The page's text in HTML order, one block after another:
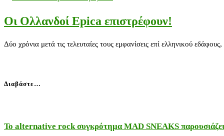
Οι Ολλανδοί Epica επιστρέφουν!
Δύο χρόνια μετά τις τελευταίες τους εμφανίσεις επί ελληνικού
Διαβάστε…
Το alternative rock συγκρότημα MAD SNEAKS